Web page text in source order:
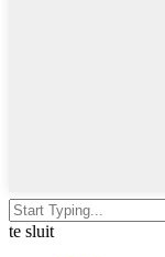
te sluit